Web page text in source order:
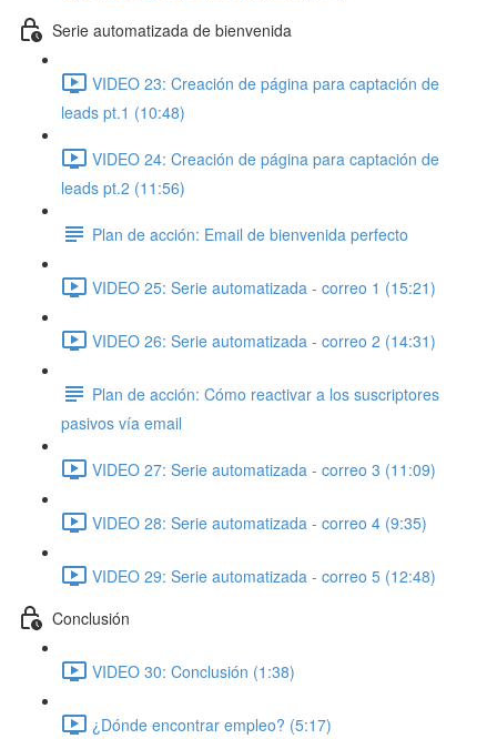
Serie automatizada de bienvenida
VIDEO 23: Creación de página para captación de
leads pt.1 (10:48)
VIDEO 24: Creación de página para captación de
leads pt.2 (11:56)
Plan de acción: Email de bienvenida perfecto
VIDEO 25: Serie automatizada - correo 1 (15:21)
VIDEO 26: Serie automatizada - correo 2 (14:31)
Plan de acción: Cómo reactivar a los suscriptores
pasivos vía email
VIDEO 27: Serie automatizada - correo 3 (11:09)
VIDEO 28: Serie automatizada - correo 4 (9:35)
VIDEO 29: Serie automatizada - correo 5 (12:48)
Conclusión
VIDEO 30: Conclusión (1:38)
¿Dónde encontrar empleo? (5:17)